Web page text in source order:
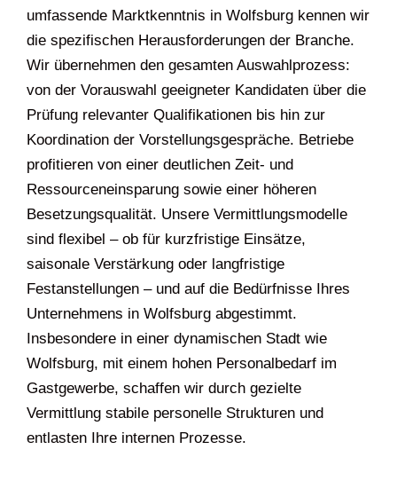
umfassende Marktkenntnis in Wolfsburg kennen wir
die spezifischen Herausforderungen der Branche.
Wir übernehmen den gesamten Auswahlprozess:
von der Vorauswahl geeigneter Kandidaten über die
Prüfung relevanter Qualifikationen bis hin zur
Koordination der Vorstellungsgespräche. Betriebe
profitieren von einer deutlichen Zeit- und
Ressourceneinsparung sowie einer höheren
Besetzungsqualität. Unsere Vermittlungsmodelle
sind flexibel – ob für kurzfristige Einsätze,
saisonale Verstärkung oder langfristige
Festanstellungen – und auf die Bedürfnisse Ihres
Unternehmens in Wolfsburg abgestimmt.
Insbesondere in einer dynamischen Stadt wie
Wolfsburg, mit einem hohen Personalbedarf im
Gastgewerbe, schaffen wir durch gezielte
Vermittlung stabile personelle Strukturen und
entlasten Ihre internen Prozesse.